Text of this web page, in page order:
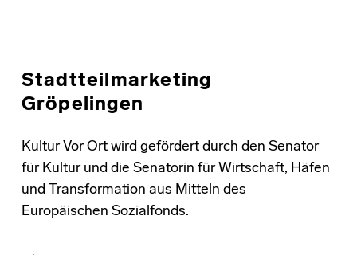
Stadtteilmarketing
Gröpelingen
Kultur Vor Ort wird gefördert durch den Senator
für Kultur und die Senatorin für Wirtschaft, Häfen
und Transformation aus Mitteln des
Europäischen Sozialfonds.